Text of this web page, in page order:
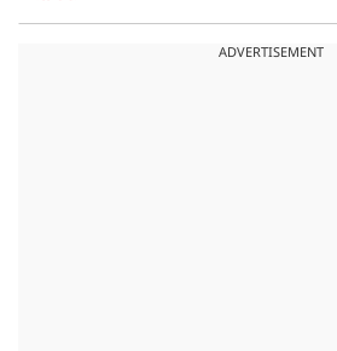
ADVERTISEMENT